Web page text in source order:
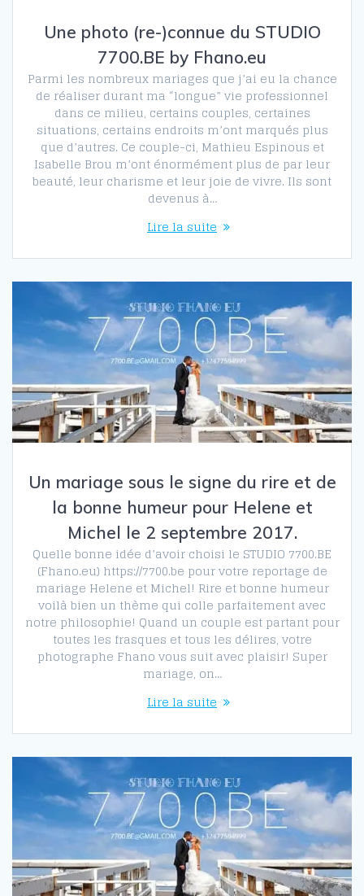
Une photo (re-)connue du STUDIO
7700.BE by Fhano.eu
Parmi les nombreux mariages que j’ai eu la chance
de réaliser durant ma “longue” vie professionnel
dans ce milieu, certains couples, certaines
situations, certains endroits m’ont marqués plus
que d’autres. Ce couple-ci, Mathieu Espinous et
Isabelle Brou m’ont énormément plus de par leur
beauté, leur charisme et leur joie de vivre. Ils sont
devenus à…
Lire la suite
Un mariage sous le signe du rire et de
la bonne humeur pour Helene et
Michel le 2 septembre 2017.
Quelle bonne idée d’avoir choisi le STUDIO 7700.BE
(Fhano.eu) https://7700.be pour votre reportage de
mariage Helene et Michel! Rire et bonne humeur
voilà bien un thème qui colle parfaitement avec
notre philosophie! Quand un couple est partant pour
toutes les frasques et tous les délires, votre
photographe Fhano vous suit avec plaisir! Super
mariage, on…
Lire la suite